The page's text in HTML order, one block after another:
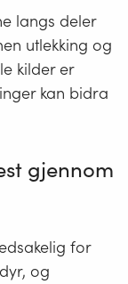
langs deler
utlekking og
kilder er
kan bidra
gjennom
for
og